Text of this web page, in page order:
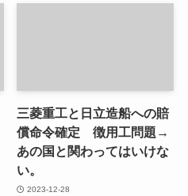
三菱重工と日立造船への賠
償命令確定 徴用工問題→
あの国と関わってはいけな
い。
2023-12-28